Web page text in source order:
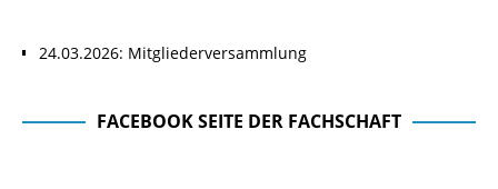
24.03.2026: Mitgliederversammlung
FACEBOOK SEITE DER FACHSCHAFT